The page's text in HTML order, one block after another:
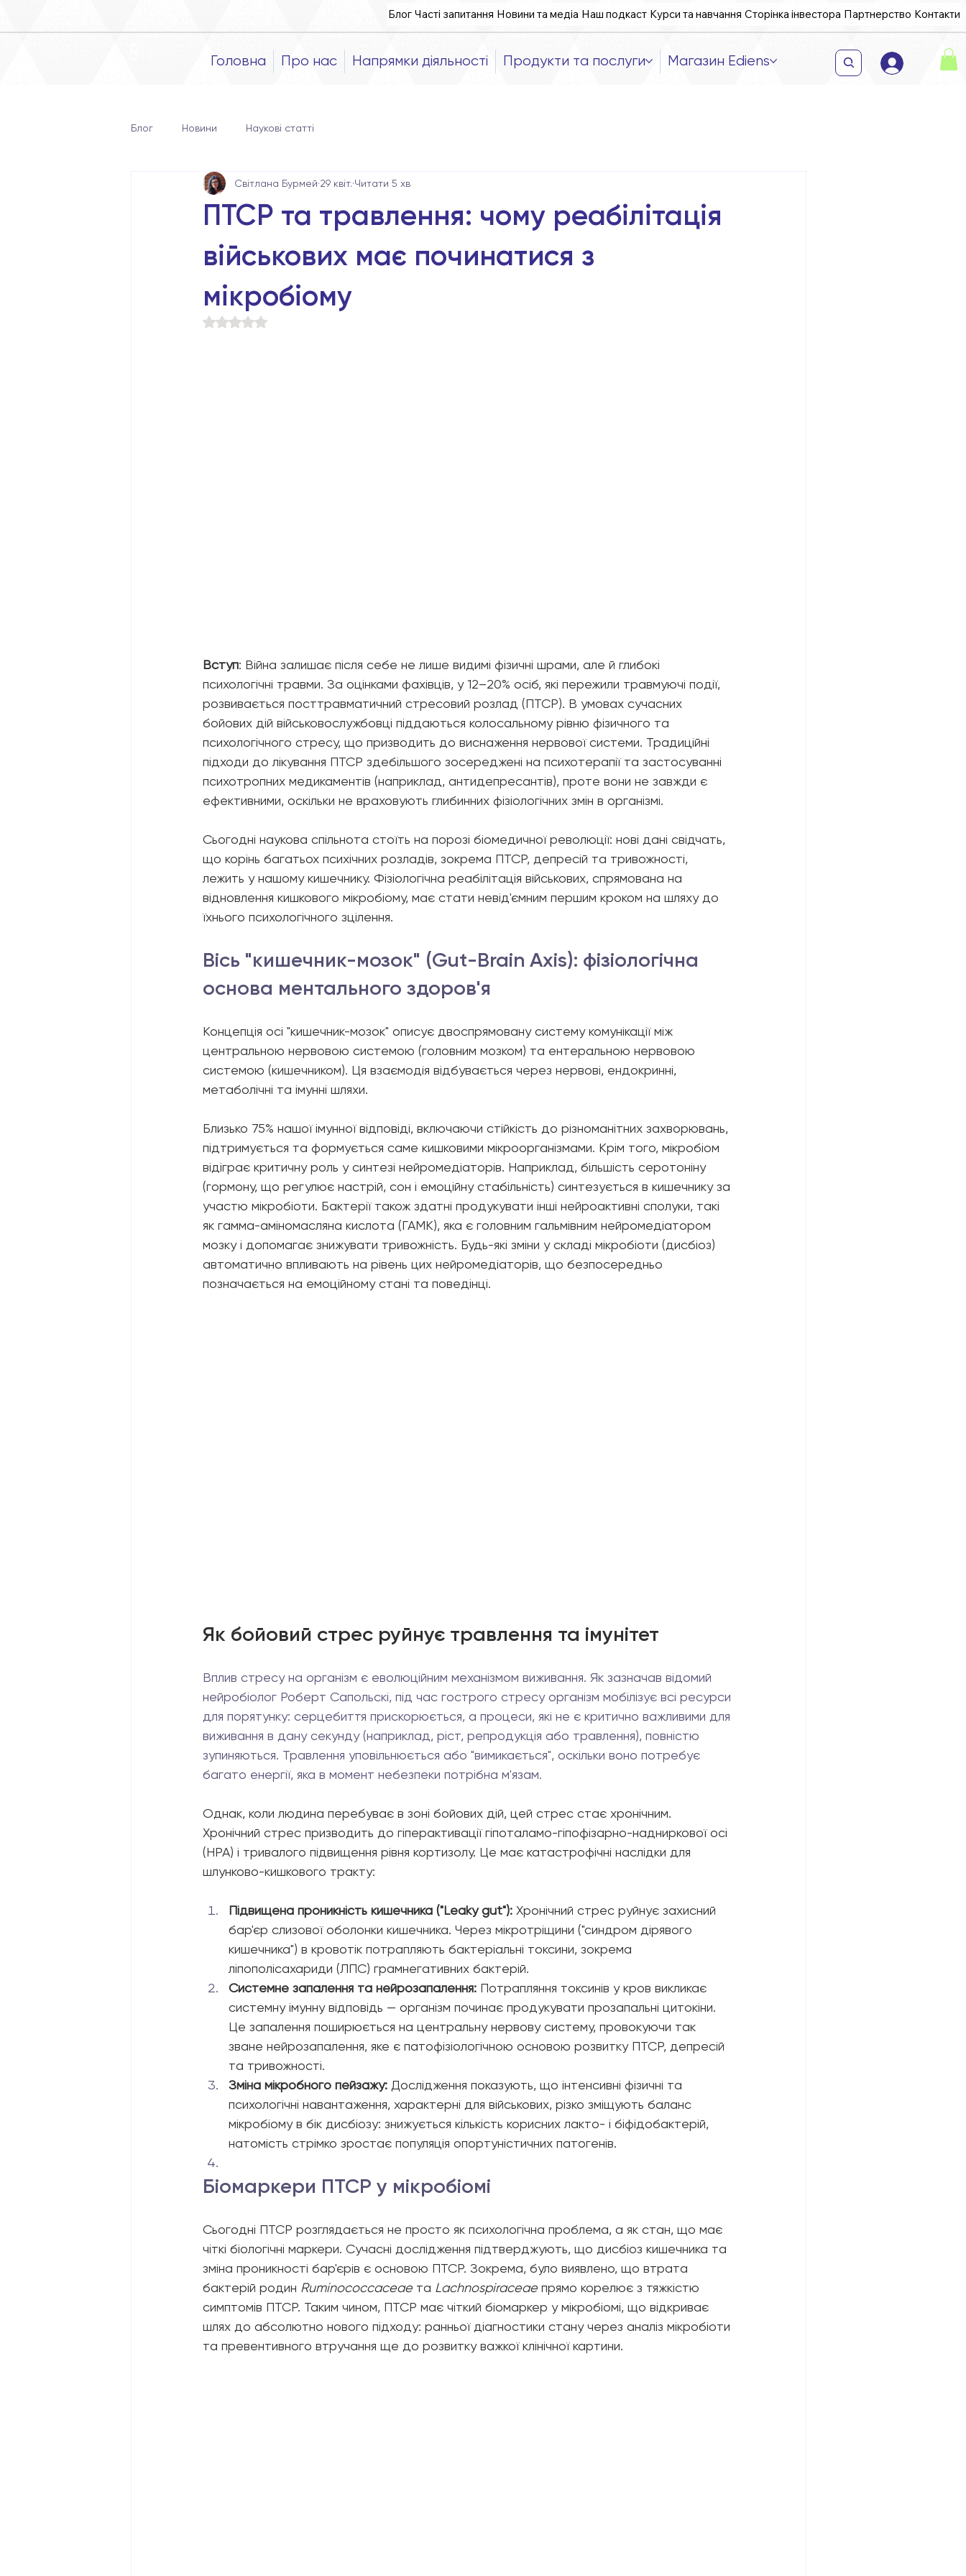
Блог Часті запитання Новини та медіа Наш подкаст Курси та навчання Сторінка інвестора Партнерство Контакти
Головна Про нас Напрямки діяльності Продукти та послуги Магазин Ediens
Блог Новини Наукові статті
ПТСР та травлення: чому реабілітація
військових має починатися з
мікробіому
Світлана Бурмей 29 квіт. Читати 5 хв
Оцінка: NaN з 5 зірок.
Вступ: Війна залишає після себе не лише видимі фізичні шрами, але й глибокі
психологічні травми. За оцінками фахівців, у 12–20% осіб, які пережили травмуючі події,
розвивається посттравматичний стресовий розлад (ПТСР). В умовах сучасних
бойових дій військовослужбовці піддаються колосальному рівню фізичного та
психологічного стресу, що призводить до виснаження нервової системи. Традиційні
підходи до лікування ПТСР здебільшого зосереджені на психотерапії та застосуванні
психотропних медикаментів (наприклад, антидепресантів), проте вони не завжди є
ефективними, оскільки не враховують глибинних фізіологічних змін в організмі.
Сьогодні наукова спільнота стоїть на порозі біомедичної революції: нові дані свідчать,
що корінь багатьох психічних розладів, зокрема ПТСР, депресій та тривожності,
лежить у нашому кишечнику. Фізіологічна реабілітація військових, спрямована на
відновлення кишкового мікробіому, має стати невід'ємним першим кроком на шляху до
їхнього психологічного зцілення.
Вісь "кишечник-мозок" (Gut-Brain Axis): фізіологічна
основа ментального здоров'я
Концепція осі "кишечник-мозок" описує двоспрямовану систему комунікації між
центральною нервовою системою (головним мозком) та ентеральною нервовою
системою (кишечником). Ця взаємодія відбувається через нервові, ендокринні,
метаболічні та імунні шляхи.
Близько 75% нашої імунної відповіді, включаючи стійкість до різноманітних захворювань,
підтримується та формується саме кишковими мікроорганізмами. Крім того, мікробіом
відіграє критичну роль у синтезі нейромедіаторів. Наприклад, більшість серотоніну
(гормону, що регулює настрій, сон і емоційну стабільність) синтезується в кишечнику за
участю мікробіоти. Бактерії також здатні продукувати інші нейроактивні сполуки, такі
як гамма-аміномасляна кислота (ГАМК), яка є головним гальмівним нейромедіатором
мозку і допомагає знижувати тривожність. Будь-які зміни у складі мікробіоти (дисбіоз)
автоматично впливають на рівень цих нейромедіаторів, що безпосередньо
позначається на емоційному стані та поведінці.
Як бойовий стрес руйнує травлення та імунітет
Вплив стресу на організм є еволюційним механізмом виживання. Як зазначав відомий
нейробіолог Роберт Сапольскі, під час гострого стресу організм мобілізує всі ресурси
для порятунку: серцебиття прискорюється, а процеси, які не є критично важливими для
виживання в дану секунду (наприклад, ріст, репродукція або травлення), повністю
зупиняються. Травлення уповільнюється або "вимикається", оскільки воно потребує
багато енергії, яка в момент небезпеки потрібна м'язам.
Однак, коли людина перебуває в зоні бойових дій, цей стрес стає хронічним.
Хронічний стрес призводить до гіперактивації гіпоталамо-гіпофізарно-надниркової осі
(HPA) і тривалого підвищення рівня кортизолу. Це має катастрофічні наслідки для
шлунково-кишкового тракту:
Підвищена проникність кишечника ("Leaky gut"): Хронічний стрес руйнує захисний
бар'єр слизової оболонки кишечника. Через мікротріщини ("синдром дірявого
кишечника") в кровотік потрапляють бактеріальні токсини, зокрема
ліпополісахариди (ЛПС) грамнегативних бактерій.
Системне запалення та нейрозапалення: Потрапляння токсинів у кров викликає
системну імунну відповідь — організм починає продукувати прозапальні цитокіни.
Це запалення поширюється на центральну нервову систему, провокуючи так
зване нейрозапалення, яке є патофізіологічною основою розвитку ПТСР, депресій
та тривожності.
Зміна мікробного пейзажу: Дослідження показують, що інтенсивні фізичні та
психологічні навантаження, характерні для військових, різко зміщують баланс
мікробіому в бік дисбіозу: знижується кількість корисних лакто- і біфідобактерій,
натомість стрімко зростає популяція опортуністичних патогенів.
Біомаркери ПТСР у мікробіомі
Сьогодні ПТСР розглядається не просто як психологічна проблема, а як стан, що має
чіткі біологічні маркери. Сучасні дослідження підтверджують, що дисбіоз кишечника та
зміна проникності бар'єрів є основою ПТСР. Зокрема, було виявлено, що втрата
бактерій родин Ruminococcaceae та Lachnospiraceae прямо корелює з тяжкістю
симптомів ПТСР. Таким чином, ПТСР має чіткий біомаркер у мікробіомі, що відкриває
шлях до абсолютно нового підходу: ранньої діагностики стану через аналіз мікробіоти
та превентивного втручання ще до розвитку важкої клінічної картини.